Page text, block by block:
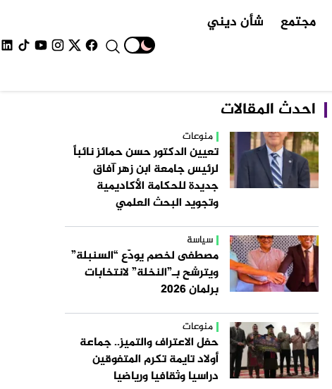
مجتمع شأن ديني
احدث المقالات
منوعات
تعيين الدكتور حسن حمائز نائباً
لرئيس جامعة ابن زهر آفاق
جديدة للحكامة الأكاديمية
وتجويد البحث العلمي
سياسة
مصطفى لخصم يودّع “السنبلة”
ويترشح بـ”النخلة” لانتخابات
برلمان 2026
منوعات
حفل الاعتراف والتميز.. جماعة
أولاد تايمة تكرم المتفوقين
دراسيا وثقافيا ورياضيا